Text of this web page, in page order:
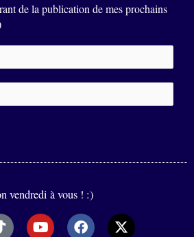
de la publication de mes prochains
vendredi à vous ! :)
Y
o
F
a
X
-